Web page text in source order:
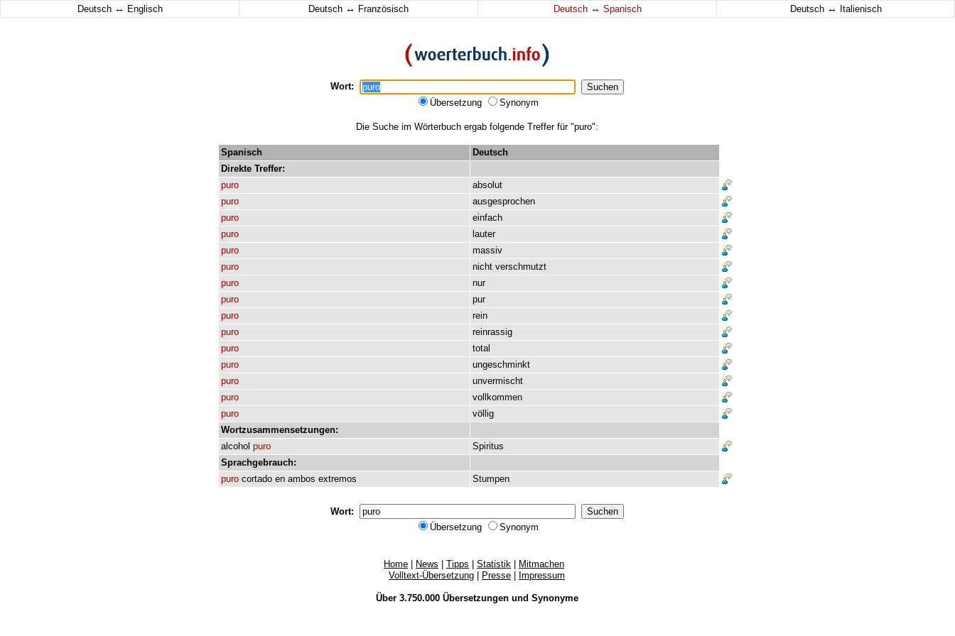
Deutsch ↔ Englisch Deutsch ↔ Französisch Deutsch ↔ Spanisch Deutsch ↔ Italienisch
Wort:
Übersetzung
Synonym
Die Suche im Wörterbuch ergab folgende Treffer für "puro":
Spanisch
Deutsch
Direkte Treffer:
puro
absolut
puro
ausgesprochen
puro
einfach
puro
lauter
puro
massiv
puro
nicht verschmutzt
puro
nur
puro
pur
puro
rein
puro
reinrassig
puro
total
puro
ungeschminkt
puro
unvermischt
puro
vollkommen
puro
völlig
Wortzusammensetzungen:
alcohol puro
Spiritus
Sprachgebrauch:
puro cortado en ambos extremos Stumpen
Wort:
Übersetzung
Synonym
Home News Tipps Statistik
Mitmachen
Volltext-Übersetzung
Presse Impressum
Über 3.750.000 Übersetzungenund Synonyme